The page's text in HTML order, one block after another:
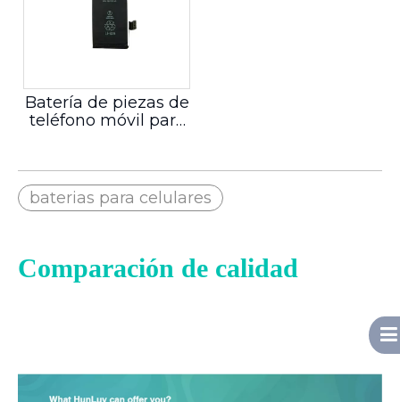
Batería de piezas de
teléfono móvil para
baterias para celulares
Comparación de calidad